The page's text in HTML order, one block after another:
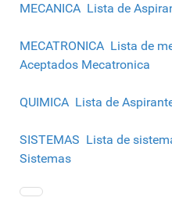
MECANICA Lista de
MECATRONICA Lista de
Aceptados Mecatronica
QUIMICA Lista de
SISTEMAS Lista de
Sistemas